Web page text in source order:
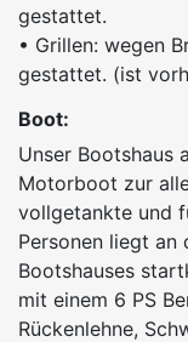
gestattet.
• Grillen: wegen
gestattet. (ist
Boot:
Unser Bootshaus
Motorboot zur
vollgetankte und
Personen liegt an
Bootshauses
mit einem 6 PS
Rückenlehne,